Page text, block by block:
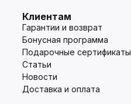
Клиентам
Гарантии и возврат
Бонусная программа
Подарочные сертификаты
Статьи
Новости
Доставка и оплата